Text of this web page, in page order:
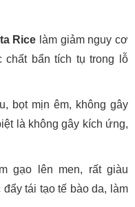
Rice làm giảm nguy cơ
chất bẩn tích tụ trong lỗ
bọt mịn êm, không gây
là không gây kích ứng,
gạo lên men, rất giàu
tái tạo tế bào da, làm